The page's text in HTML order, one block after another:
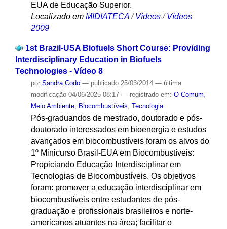
EUA de Educação Superior.
Localizado em MIDIATECA /Vídeos /Vídeos
2009
1st Brazil-USA Biofuels Short Course: Providing
Interdisciplinary Education in Biofuels
Technologies - Vídeo 8
por Sandra Codo — publicado25/03/2014 — última
modificação04/06/2025 08:17 — registrado em: O Comum
Meio Ambiente, Biocombustíveis Tecnologia
Pós-graduandos de mestrado, doutorado e pós-
doutorado interessados em bioenergia e estudos
avançados em biocombustíveis foram os alvos do
1º Minicurso Brasil-EUA em Biocombustíveis:
Propiciando Educação Interdisciplinar em
Tecnologias de Biocombustíveis. Os objetivos
foram: promover a educação interdisciplinar em
biocombustíveis entre estudantes de pós-
graduação e profissionais brasileiros e norte-
americanos atuantes na área; facilitar o